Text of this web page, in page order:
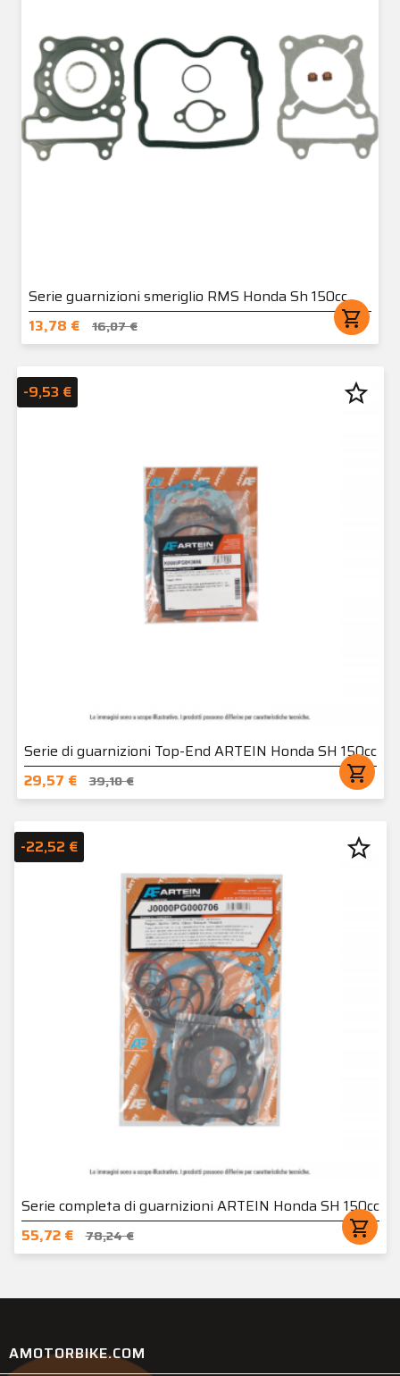
Serie guarnizioni smeriglio RMS Honda Sh 150cc
13,78 €
16,07 € shopping_cart
Serie di guarnizioni Top-End ARTEIN Honda SH 150cc
29,57 €
39,10 € shopping_cart
-9,53 € star_border
Serie completa di guarnizioni ARTEIN Honda SH 150cc
55,72 €
78,24 € shopping_cart
-22,52 € star_border
AMOTORBIKE.COM